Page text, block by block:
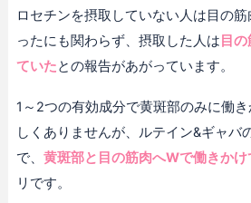
ロセチンを摂取していない人は目の
ったにも関わらず、摂取した人は 目
ていたとの報告があがっています。
1～2つの有効成分で黄斑部のみに働
しくありませんが、ルテイン&ギャバ
で、 黄斑部と目の筋肉へWで働きかけ
リです。